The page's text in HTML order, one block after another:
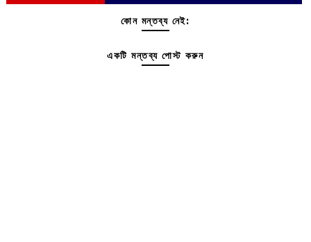
কোন মন্তব্য নেই:
একটি মন্তব্য পোস্ট করুন